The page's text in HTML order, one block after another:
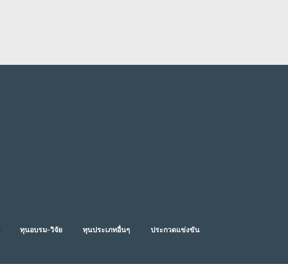
ทุนอบรม-วิจัย ทุนประเภทอื่นๆ
ประกวดแข่งขัน